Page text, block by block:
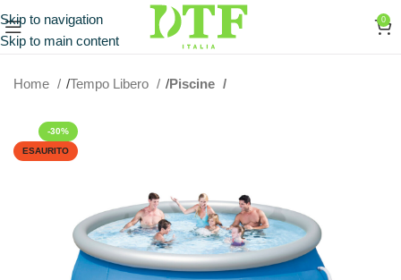
Skip to navigation
Skip to main content
0
Home Tempo Libero Piscine
-30%
ESAURITO